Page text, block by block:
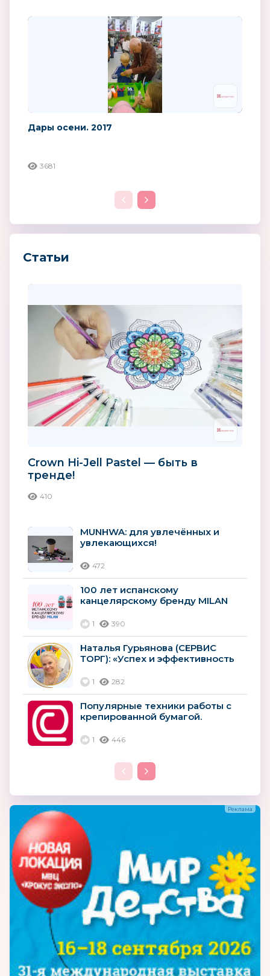
Дары осени. 2017
3681
Статьи
Crown Hi-Jell Pastel — быть в
тренде!
410
MUNHWA: для увлечённых и
увлекающихся!
472
100 лет испанскому
канцелярскому бренду MILAN
1 390
Наталья Гурьянова (СЕРВИС
ТОРГ): «Успех и эффективность
1 282
Популярные техники работы с
крепированной бумагой.
1 446